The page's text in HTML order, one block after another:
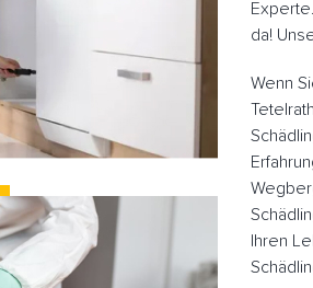
da!
Wenn
Ihren